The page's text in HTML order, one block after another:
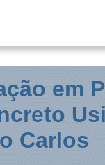
em
Carlos